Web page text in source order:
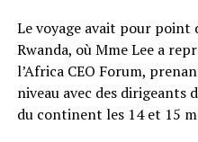
Le voyage avait pour point
Rwanda, où Mme Lee a
l’Africa CEO Forum,
niveau avec des dirigeants
du continent les 14 et 15